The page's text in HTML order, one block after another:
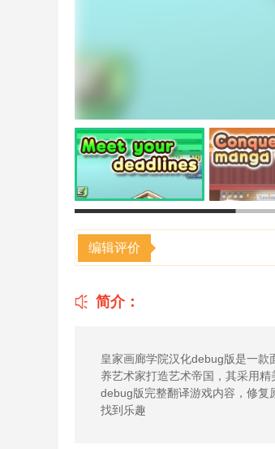
编辑评价
简介：
皇家画廊学院汉化debug版是一
养艺术家打造艺术帝国，其采用
debug版完整翻译游戏内容，修复
找到乐趣